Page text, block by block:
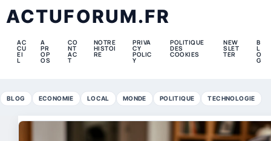
ACTUFORUM.FR
AC
CU
EI
L
A
PR
OP
OS
CO
NT
AC
T
NOTRE
HISTOI
RE
PRIVA
CY
POLIC
Y
POLITIQUE
DES
COOKIES
NEW
SLET
TER
B
L
O
G
BLOG ECONOMIE LOCAL MONDE POLITIQUE TECHNOLOGIE